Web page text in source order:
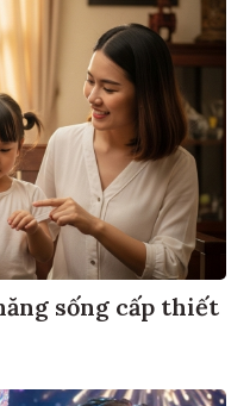
sống cấp thiết